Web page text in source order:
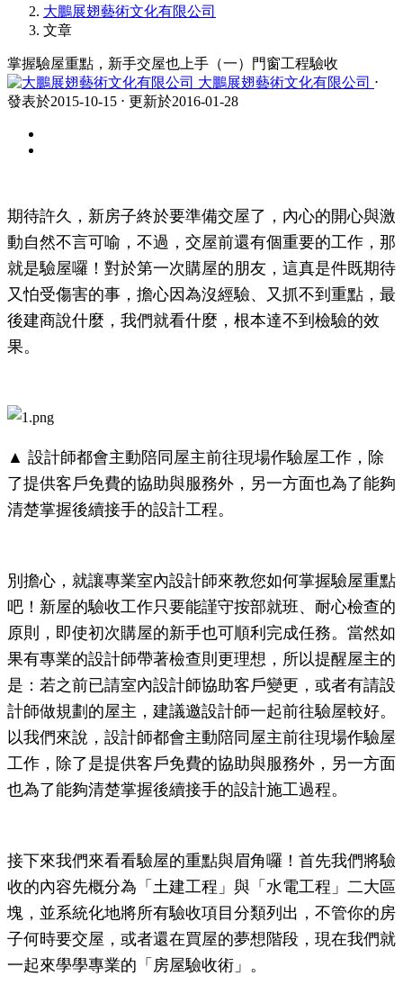
大鵬展翅藝術文化有限公司
文章
掌握驗屋重點，新手交屋也上手（一）門窗工程驗收
大鵬展翅藝術文化有限公司 ⋅
發表於2015-10-15 ⋅ 更新於2016-01-28
期待許久，新房子終於要準備交屋了，內心的開心與激
動自然不言可喻，不過，交屋前還有個重要的工作，那
就是驗屋囉！對於第一次購屋的朋友，這真是件既期待
又怕受傷害的事，擔心因為沒經驗、又抓不到重點，最
後建商說什麼，我們就看什麼，根本達不到檢驗的效
果。
▲ 設計師都會主動陪同屋主前往現場作驗屋工作，除
了提供客戶免費的協助與服務外，另一方面也為了能夠
清楚掌握後續接手的設計工程。
別擔心，就讓專業室內設計師來教您如何掌握驗屋重點
吧！新屋的驗收工作只要能謹守按部就班、耐心檢查的
原則，即使初次購屋的新手也可順利完成任務。當然如
果有專業的設計師帶著檢查則更理想，所以提醒屋主的
是：若之前已請室內設計師協助客戶變更，或者有請設
計師做規劃的屋主，建議邀設計師一起前往驗屋較好。
以我們來說，設計師都會主動陪同屋主前往現場作驗屋
工作，除了是提供客戶免費的協助與服務外，另一方面
也為了能夠清楚掌握後續接手的設計施工過程。
接下來我們來看看驗屋的重點與眉角囉！首先我們將驗
收的內容先概分為「土建工程」與「水電工程」二大區
塊，並系統化地將所有驗收項目分類列出，不管你的房
子何時要交屋，或者還在買屋的夢想階段，現在我們就
一起來學學專業的「房屋驗收術」。